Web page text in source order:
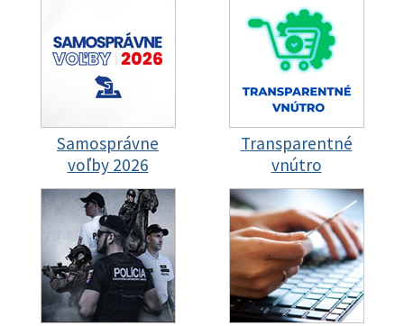
Samosprávne
voľby 2026
Transparentné
vnútro